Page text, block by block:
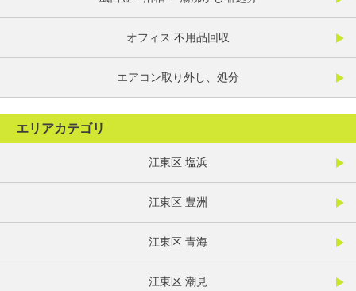
オフィス 不用品回収
エアコン取り外し、処分
エリアカテゴリ
江東区 塩浜
江東区 豊洲
江東区 青海
江東区 潮見